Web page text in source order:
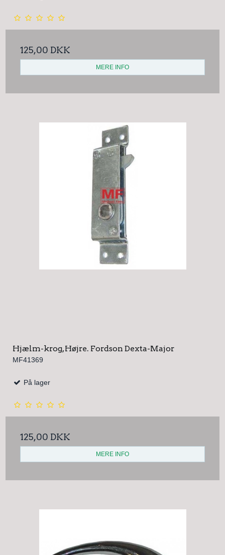
125,00 DKK
MERE INFO
Hjælm-krog, Højre. Fordson Dexta-Major
MF41369
På lager
125,00 DKK
MERE INFO